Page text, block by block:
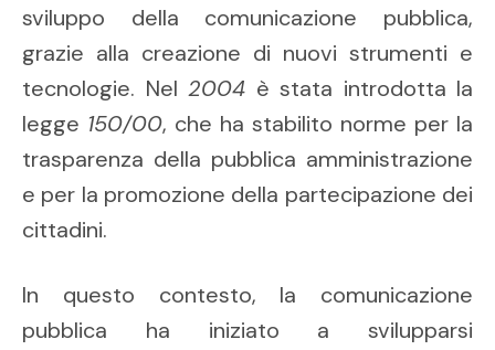
sviluppo della comunicazione pubblica,
grazie alla creazione di nuovi strumenti e
tecnologie. Nel 2004 è stata introdotta la
legge 150/00, che ha stabilito norme per la
trasparenza della pubblica amministrazione
e per la promozione della partecipazione dei
cittadini.
In questo contesto, la comunicazione
pubblica ha iniziato a svilupparsi